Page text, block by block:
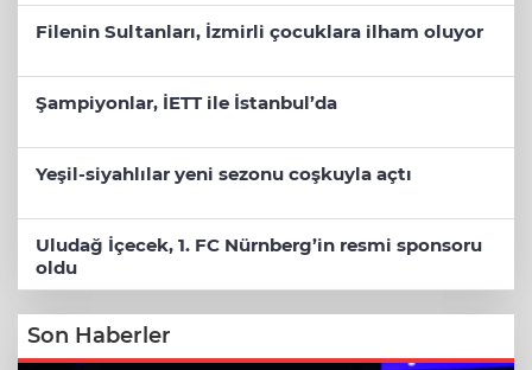
Filenin Sultanları, İzmirli çocuklara ilham oluyor
Şampiyonlar, İETT ile İstanbul’da
Yeşil-siyahlılar yeni sezonu coşkuyla açtı
Uludağ İçecek, 1. FC Nürnberg’in resmi sponsoru
oldu
Son Haberler